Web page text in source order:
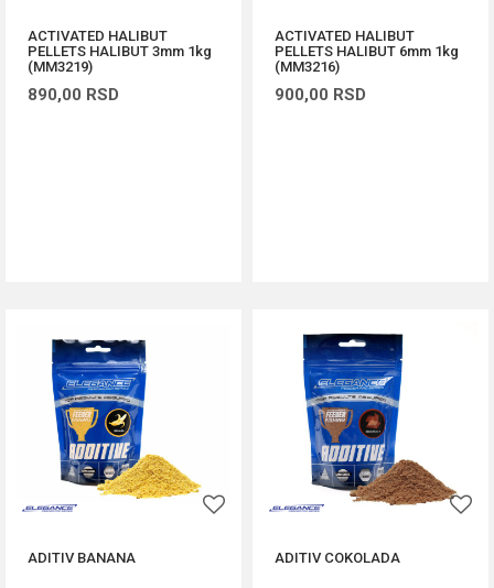
ACTIVATED HALIBUT
PELLETS HALIBUT 3mm 1kg
(MM3219)
890,00 RSD
ACTIVATED HALIBUT
PELLETS HALIBUT 6mm 1kg
(MM3216)
900,00 RSD
ADITIV BANANA ADITIV COKOLADA